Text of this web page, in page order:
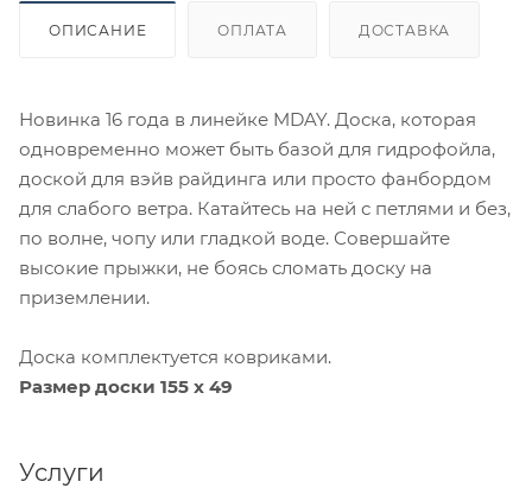
ОПИСАНИЕ ОПЛАТА ДОСТАВКА
Новинка 16 года в линейке MDAY. Доска, которая
одновременно может быть базой для гидрофойла,
доской для вэйв райдинга или просто фанбордом
для слабого ветра. Катайтесь на ней с петлями и без,
по волне, чопу или гладкой воде. Совершайте
высокие прыжки, не боясь сломать доску на
приземлении.
Доска комплектуется ковриками.
Размер доски 155 x 49
Услуги